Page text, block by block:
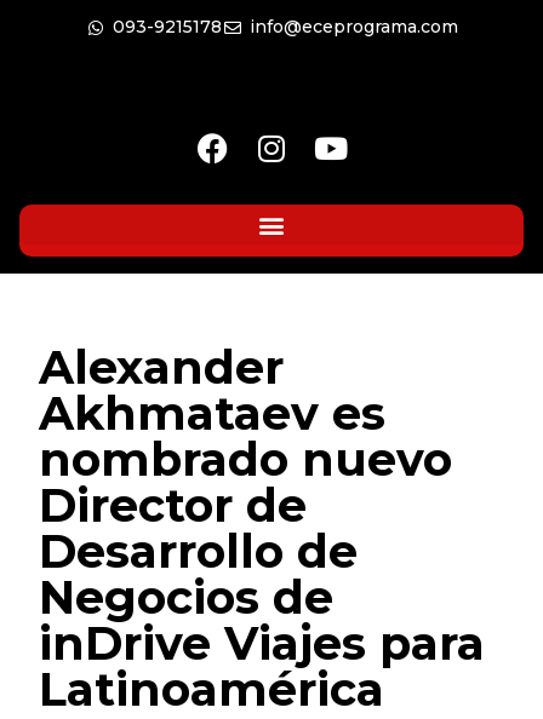
093-9215178 info@eceprograma.com
Alexander
Akhmataev es
nombrado nuevo
Director de
Desarrollo de
Negocios de
inDrive Viajes para
Latinoamérica